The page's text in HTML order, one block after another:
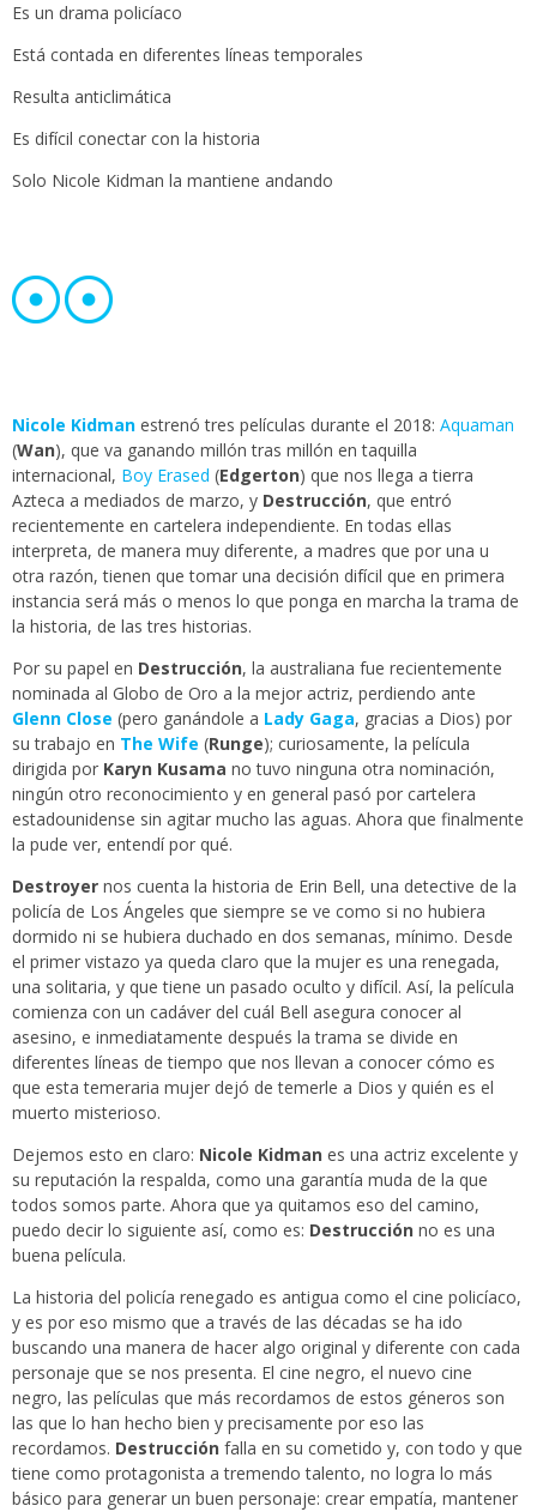
Es un drama policíaco
Está contada en diferentes líneas temporales
Resulta anticlimática
Es difícil conectar con la historia
Solo Nicole Kidman la mantiene andando
Nicole Kidman estrenó tres películas durante el 2018: Aquaman
(Wan), que va ganando millón tras millón en taquilla
internacional, Boy Erased (Edgerton) que nos llega a tierra
Azteca a mediados de marzo, y Destrucción, que entró
recientemente en cartelera independiente. En todas ellas
interpreta, de manera muy diferente, a madres que por una u
otra razón, tienen que tomar una decisión difícil que en primera
instancia será más o menos lo que ponga en marcha la trama de
la historia, de las tres historias.
Por su papel en Destrucción, la australiana fue recientemente
nominada al Globo de Oro a la mejor actriz, perdiendo ante
Glenn Close (pero ganándole a Lady Gaga, gracias a Dios) por
su trabajo en The Wife (Runge); curiosamente, la película
dirigida por Karyn Kusama no tuvo ninguna otra nominación,
ningún otro reconocimiento y en general pasó por cartelera
estadounidense sin agitar mucho las aguas. Ahora que finalmente
la pude ver, entendí por qué.
Destroyer nos cuenta la historia de Erin Bell, una detective de la
policía de Los Ángeles que siempre se ve como si no hubiera
dormido ni se hubiera duchado en dos semanas, mínimo. Desde
el primer vistazo ya queda claro que la mujer es una renegada,
una solitaria, y que tiene un pasado oculto y difícil. Así, la película
comienza con un cadáver del cuál Bell asegura conocer al
asesino, e inmediatamente después la trama se divide en
diferentes líneas de tiempo que nos llevan a conocer cómo es
que esta temeraria mujer dejó de temerle a Dios y quién es el
muerto misterioso.
Dejemos esto en claro: Nicole Kidman es una actriz excelente y
su reputación la respalda, como una garantía muda de la que
todos somos parte. Ahora que ya quitamos eso del camino,
puedo decir lo siguiente así, como es: Destrucción no es una
buena película.
La historia del policía renegado es antigua como el cine policíaco,
y es por eso mismo que a través de las décadas se ha ido
buscando una manera de hacer algo original y diferente con cada
personaje que se nos presenta. El cine negro, el nuevo cine
negro, las películas que más recordamos de estos géneros son
las que lo han hecho bien y precisamente por eso las
recordamos. Destrucción falla en su cometido y, con todo y que
tiene como protagonista a tremendo talento, no logra lo más
básico para generar un buen personaje: crear empatía, mantener